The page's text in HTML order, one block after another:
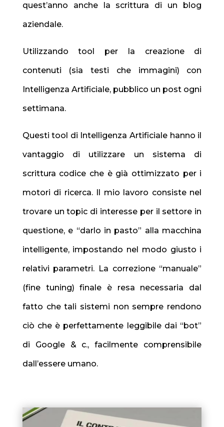
quest’anno anche la scrittura di un blog
aziendale.
Utilizzando tool per la creazione di
contenuti (sia testi che immagini) con
Intelligenza Artificiale, pubblico un post ogni
settimana.
Questi tool di Intelligenza Artificiale hanno il
vantaggio di utilizzare un sistema di
scrittura codice che è già ottimizzato per i
motori di ricerca. Il mio lavoro consiste nel
trovare un topic di interesse per il settore in
questione, e “darlo in pasto” alla macchina
intelligente, impostando nel modo giusto i
relativi parametri. La correzione “manuale”
(fine tuning) finale è resa necessaria dal
fatto che tali sistemi non sempre rendono
ciò che è perfettamente leggibile dai “bot”
di Google & c., facilmente comprensibile
dall’essere umano.